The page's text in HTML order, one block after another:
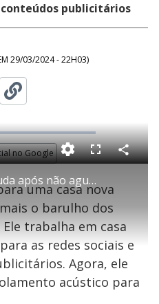
publicitários
29/03/2024 - 22H03)
no Google
Cid Moreira se muda após não aguentar mais os cachorros dos vizinhos
F
s
c
r
e
C
o
a
uma casa nova
o barulho dos
trabalha em casa
as redes sociais e
Agora, ele
acústico para